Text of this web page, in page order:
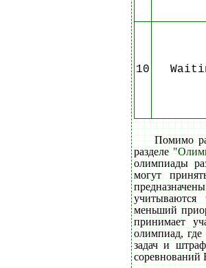
10
Помимо
разделе
олимпиады
могут
меньший
принимает
олимпиад,
задач и